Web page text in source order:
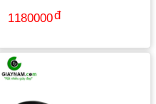
1180000